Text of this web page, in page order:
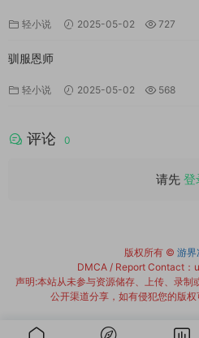
轻小说 2025-05-02 727
驯服恩师
轻小说 2025-05-02 568
评论 0
请先 登
版权所有 © 游界
DMCA / Report Contact：
声明:本站从未参与资源储存、上传、录制
公开渠道分享，如有侵犯您的版权